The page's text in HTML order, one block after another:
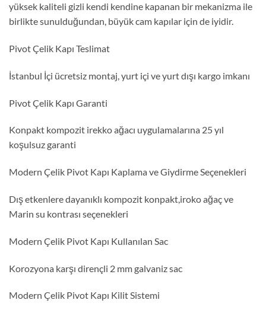
yüksek kaliteli gizli kendi kendine kapanan bir mekanizma ile
birlikte sunulduğundan, büyük cam kapılar için de iyidir.
Pivot Çelik Kapı Teslimat
İstanbul İçi ücretsiz montaj, yurt içi ve yurt dışı kargo imkanı
Pivot Çelik Kapı Garanti
Konpakt kompozit irekko ağacı uygulamalarına 25 yıl
koşulsuz garanti
Modern Çelik Pivot Kapı Kaplama ve Giydirme Seçenekleri
Dış etkenlere dayanıklı kompozit konpakt,iroko ağaç ve
Marin su kontrası seçenekleri
Modern Çelik Pivot Kapı Kullanılan Sac
Korozyona karşı dirençli 2 mm galvaniz sac
Modern Çelik Pivot Kapı Kilit Sistemi